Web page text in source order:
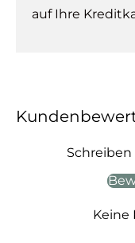
auf Ihre
Keine